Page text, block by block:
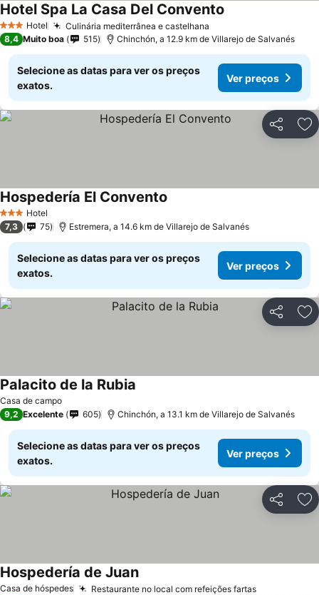
3 EstrelasHotel Culinária mediterrânea e castelhana
Hotel Spa La Casa Del Convento
8,4 Muito boa 515 Chinchón, a 12.9 km de Villarejo de Salvanés
Selecione as datas para ver os preços
exatos.
Ver preços
Partilhar
3 EstrelasHotel
Hospedería El Convento
7,3 75 Estremera, a 14.6 km de Villarejo de Salvanés
Selecione as datas para ver os preços
exatos.
Ver preços
Partilhar
Casa de campo
Palacito de la Rubia
9,2 Excelente 605 Chinchón, a 13.1 km de Villarejo de Salvanés
Selecione as datas para ver os preços
exatos.
Ver preços
Partilhar
Casa de hóspedes Restaurante no local com refeições fartas
Hospedería de Juan